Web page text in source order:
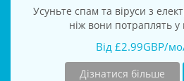
Усуньте спам та віруси з
ніж вони потраплять
Від £2.99GBP/
Дізнатися більше